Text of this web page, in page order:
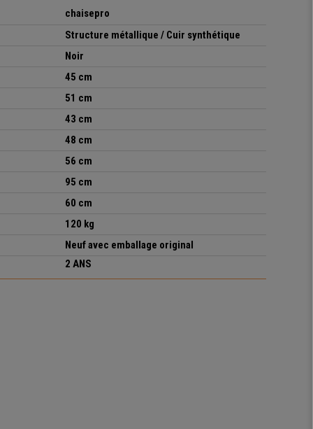
chaisepro
Structure métallique / Cuir synthétique
Noir
45 cm
51 cm
43 cm
48 cm
56 cm
95 cm
60 cm
120 kg
Neuf avec emballage original
2 ANS